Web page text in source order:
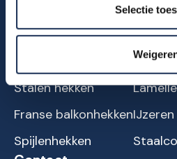
Selectie
Producten
Stalen hekken
Franse balkonhekken
Spijlenhekken
Glazen